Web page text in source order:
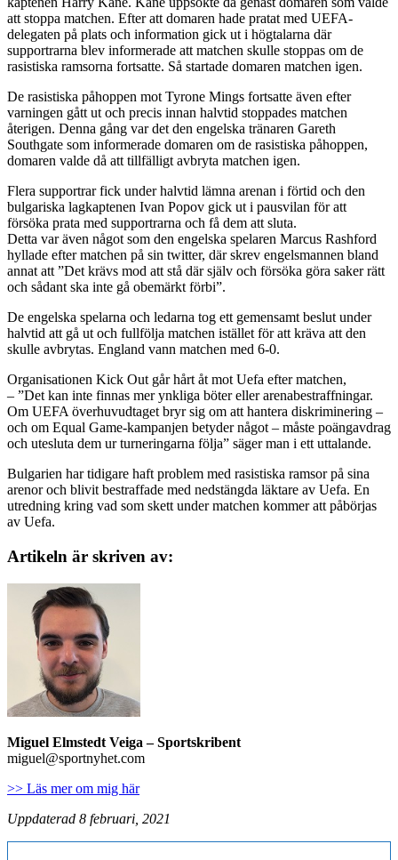
att stoppa matchen. Efter att domaren hade pratat med UEFA-
delegaten på plats och information gick ut i högtalarna där
supportrarna blev informerade att matchen skulle stoppas om de
rasistiska ramsorna fortsatte. Så startade domaren matchen igen.
De rasistiska påhoppen mot Tyrone Mings fortsatte även efter
varningen gått ut och precis innan halvtid stoppades matchen
återigen. Denna gång var det den engelska tränaren Gareth
Southgate som informerade domaren om de rasistiska påhoppen,
domaren valde då att tillfälligt avbryta matchen igen.
Flera supportrar fick under halvtid lämna arenan i förtid och den
bulgariska lagkaptenen Ivan Popov gick ut i pausvilan för att
försöka prata med supportrarna och få dem att sluta.
Detta var även något som den engelska spelaren Marcus Rashford
hyllade efter matchen på sin twitter, där skrev engelsmannen bland
annat att ”Det krävs mod att stå där själv och försöka göra saker rätt
och sådant ska inte gå obemärkt förbi”.
De engelska spelarna och ledarna tog ett gemensamt beslut under
halvtid att gå ut och fullfölja matchen istället för att kräva att den
skulle avbrytas. England vann matchen med 6-0.
Organisationen Kick Out går hårt åt mot Uefa efter matchen,
– ”Det kan inte finnas mer ynkliga böter eller arenabestraffningar.
Om UEFA överhuvudtaget bryr sig om att hantera diskriminering –
och om Equal Game-kampanjen betyder något – måste poängavdrag
och utesluta dem ur turneringarna följa” säger man i ett uttalande.
Bulgarien har tidigare haft problem med rasistiska ramsor på sina
arenor och blivit bestraffade med nedstängda läktare av Uefa. En
utredning kring vad som skett under matchen kommer att påbörjas
av Uefa.
Artikeln är skriven av:
Miguel Elmstedt Veiga– Sportskribent
miguel@sportnyhet.com
>> Läs mer om mig här
Uppdaterad 8 februari, 2021